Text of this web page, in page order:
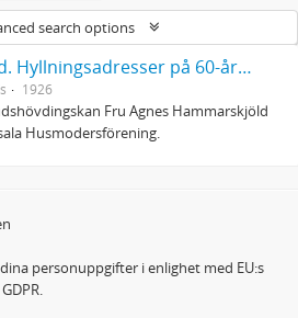
search options
Agnes Hammarskjöld. Hyllningsadresser på 60-årsdagen
1926
Fru Agnes Hammarskjöld
Husmodersförening.
personuppgifter i enlighet med EU:s